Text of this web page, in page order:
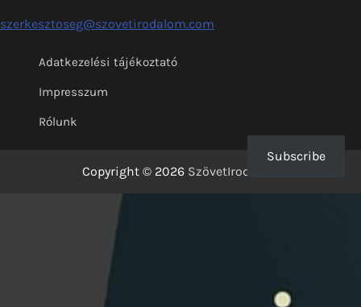
szerkesztoseg@szovetirodalom.com
Adatkezelési tájékoztató
Impresszum
Rólunk
Copyright © 2026 SzövetIrodalom
Subscribe